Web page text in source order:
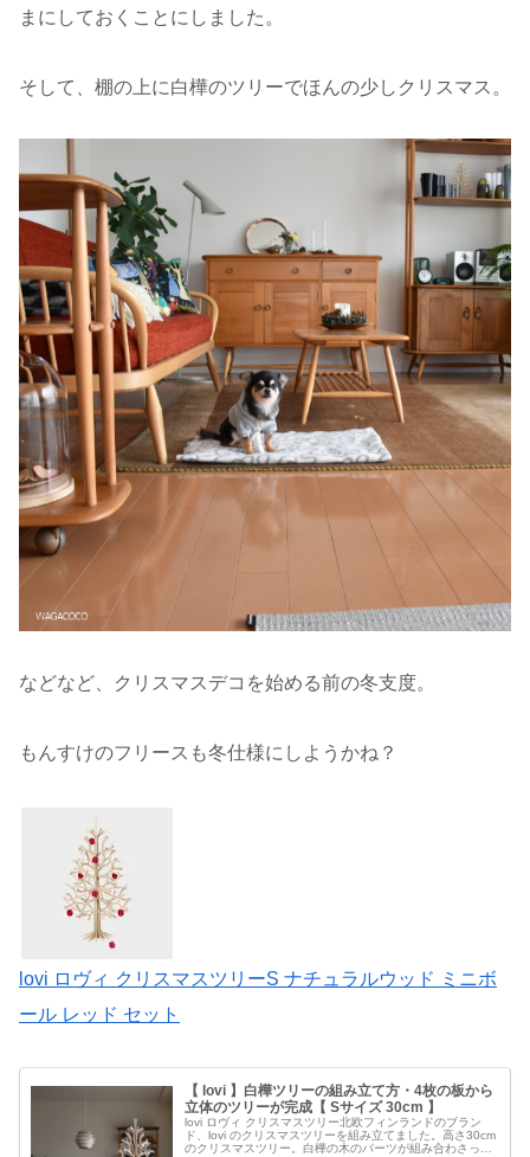
まにしておくことにしました。
そして、棚の上に白樺のツリーでほんの少しクリスマス。
などなど、クリスマスデコを始める前の冬支度。
もんすけのフリースも冬仕様にしようかね？
lovi ロヴィ クリスマスツリーS ナチュラルウッド ミニボ
ール レッド セット
【 lovi 】白樺ツリーの組み立て方・4枚の板から
立体のツリーが完成【 Sサイズ 30cm 】
lovi ロヴィ クリスマスツリー北欧フィンランドのブラン
ド、lovi のクリスマスツリーを組み立てました。高さ30cm
のクリスマスツリー。白樺の木のパーツが組み合わさって